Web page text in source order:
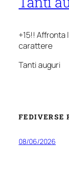
+15!!
carattere
Tanti auguri
FEDIVERSE
08/06/2026